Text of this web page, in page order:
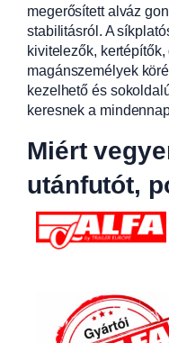
megerősített alváz
stabilitásról. A
kivitelezők,
magánszemélyek
kezelhető és
keresnek a
Miért
utánfutót,